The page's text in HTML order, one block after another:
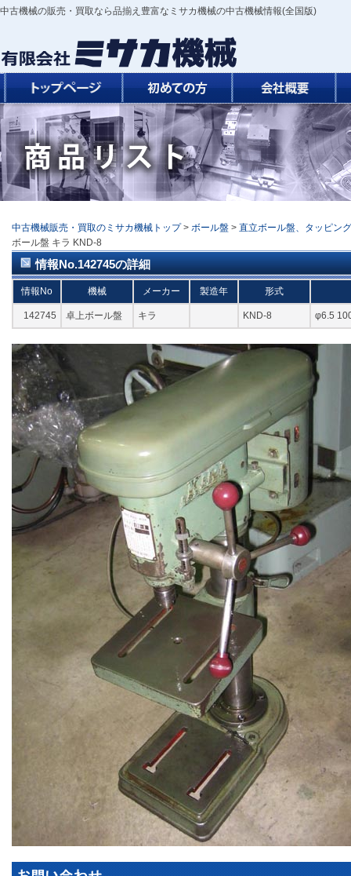
中古機械の販売・買取なら品揃え豊富なミサカ機械の中古機械情報(全国版)
中古機械販売・買取のミサカ機械トップ > ボール盤 > 直立ボール盤、タッピン
ボール盤 キラ KND-8
情報No.142745の詳細
情報No 機械 メーカー 製造年 形式
142745 卓上ボール盤 キラ KND-8 φ6.5